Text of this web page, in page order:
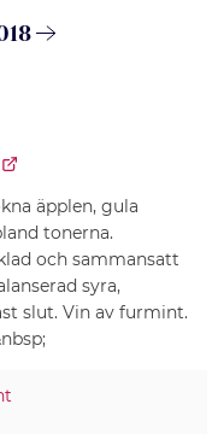
äpplen, gula
tonerna.
och sammansatt
syra,
slut. Vin av furmint.